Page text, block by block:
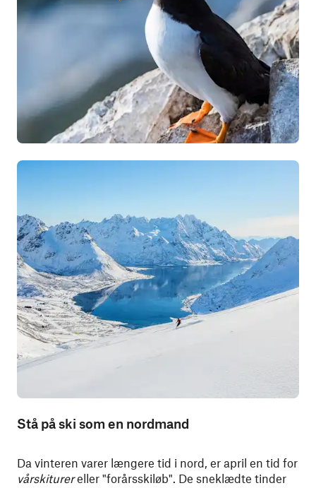
Stå på ski som en nordmand
Da vinteren varer længere tid i nord, er april en tid for
vårskiturereller "forårsskiløb". De sneklædte tinder